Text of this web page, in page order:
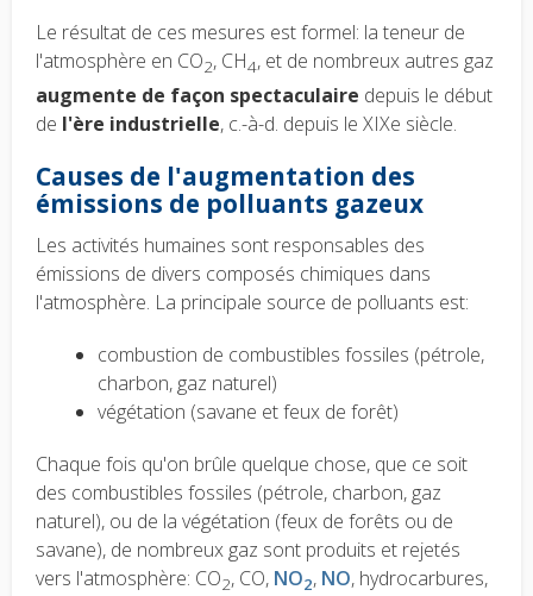
Le résultat de ces mesures est formel: la teneur de
l'atmosphère en CO2, CH4, et de nombreux autres gaz
augmente de façon spectaculaire depuis le début
de l'ère industrielle, c.-à-d. depuis le XIXe siècle.
Causes de l'augmentation des
émissions de polluants gazeux
Les activités humaines sont responsables des
émissions de divers composés chimiques dans
l'atmosphère. La principale source de polluants est:
combustion de combustibles fossiles (pétrole,
charbon, gaz naturel)
végétation (savane et feux de forêt)
Chaque fois qu'on brûle quelque chose, que ce soit
des combustibles fossiles (pétrole, charbon, gaz
naturel), ou de la végétation (feux de forêts ou de
savane), de nombreux gaz sont produits et rejetés
vers l'atmosphère: CO2, CO, NO2, NO, hydrocarbures,